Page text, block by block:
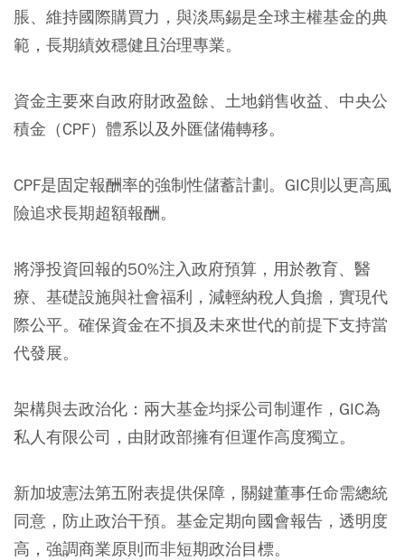
脹、維持國際購買力，與淡馬錫是全球主權基金的典
範，長期績效穩健且治理專業。
資金主要來自政府財政盈餘、土地銷售收益、中央公
積金（CPF）體系以及外匯儲備轉移。
CPF是固定報酬率的強制性儲蓄計劃。GIC則以更高風
險追求長期超額報酬。
將淨投資回報的50%注入政府預算，用於教育、醫
療、基礎設施與社會福利，減輕納稅人負擔，實現代
際公平。確保資金在不損及未來世代的前提下支持當
代發展。
架構與去政治化： 兩大基金均採公司制運作，GIC為
私人有限公司，由財政部擁有但運作高度獨立。
新加坡憲法第五附表提供保障，關鍵董事任命需總統
同意，防止政治干預。基金定期向國會報告，透明度
高，強調商業原則而非短期政治目標。